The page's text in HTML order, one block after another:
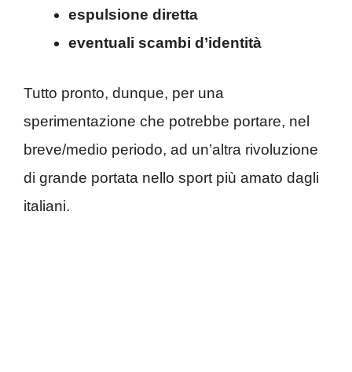
espulsione diretta
eventuali scambi d’identità
Tutto pronto, dunque, per una
sperimentazione che potrebbe portare, nel
breve/medio periodo, ad un’altra rivoluzione
di grande portata nello sport più amato dagli
italiani.